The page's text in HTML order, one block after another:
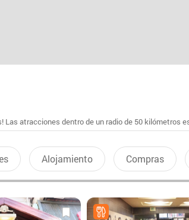
Las atracciones dentro de un radio de 50 kilómetros
Alojamiento Compras